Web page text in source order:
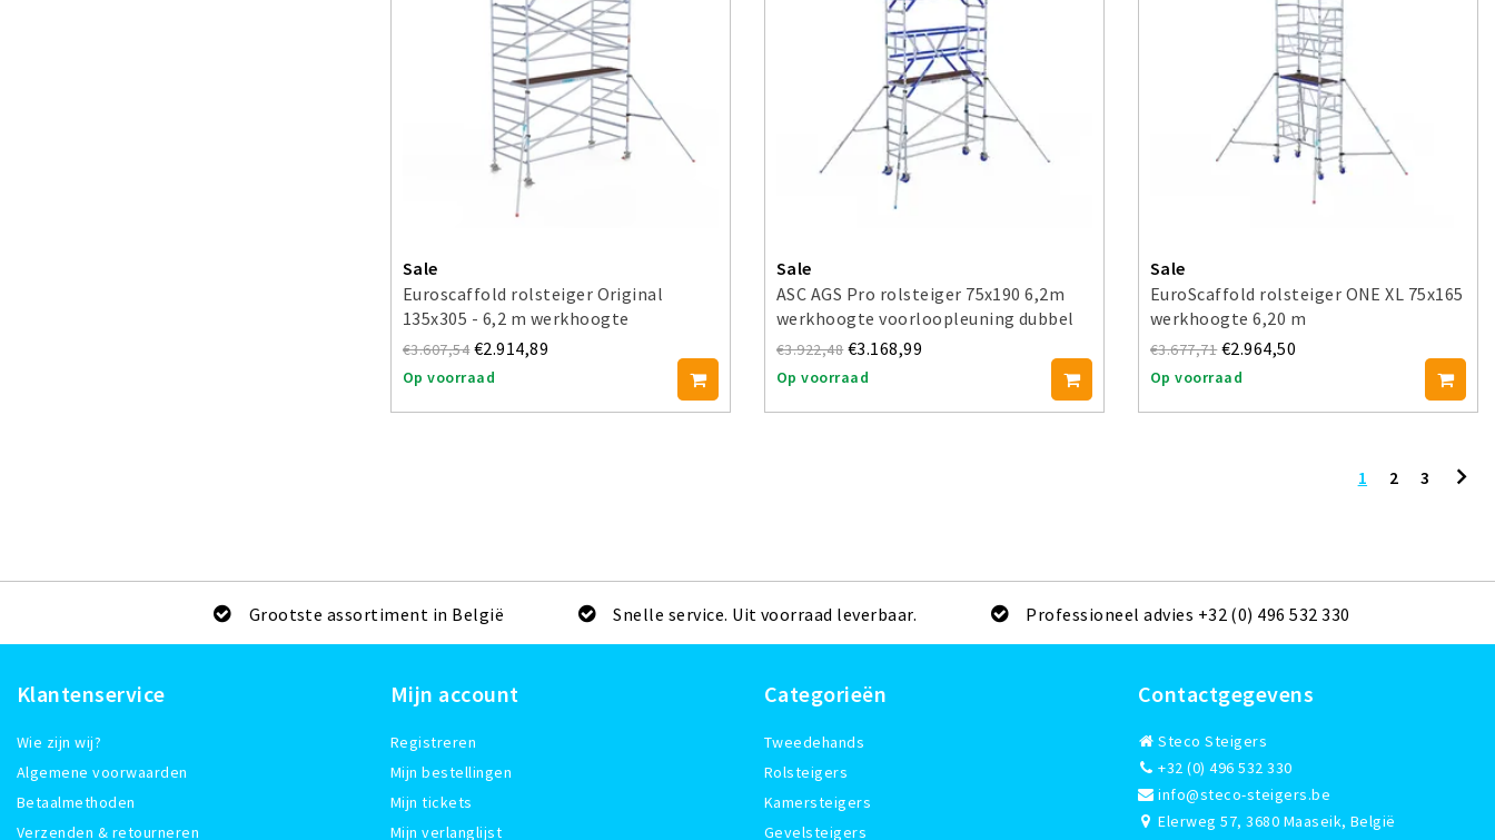
Sale
Euroscaffold rolsteiger Original
135x305 - 6,2 m werkhoogte
€3.607,54 €2.914,89
Op voorraad
Sale
ASC AGS Pro rolsteiger 75x190 6,2m
werkhoogte voorloopleuning dubbel
€3.922,48 €3.168,99
Op voorraad
Sale
EuroScaffold rolsteiger ONE XL 75x165
werkhoogte 6,20 m
€3.677,71 €2.964,50
Op voorraad
1 2 3
Grootste assortiment in België Snelle service. Uit voorraad leverbaar. Professioneel advies +32 (0) 496 532 330
Klantenservice
Wie zijn wij?
Algemene voorwaarden
Betaalmethoden
Verzenden & retourneren
Mijn account
Registreren
Mijn bestellingen
Mijn tickets
Mijn verlanglijst
Categorieën
Tweedehands
Rolsteigers
Kamersteigers
Gevelsteigers
Contactgegevens
Steco Steigers
+32 (0) 496 532 330
info@steco-steigers.be
Elerweg 57, 3680 Maaseik, België